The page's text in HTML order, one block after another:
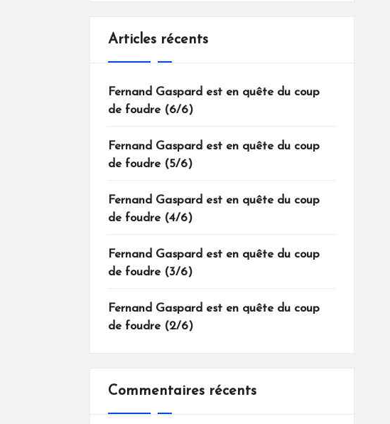
Articles récents
Fernand Gaspard est en quête du coup
de foudre (6/6)
Fernand Gaspard est en quête du coup
de foudre (5/6)
Fernand Gaspard est en quête du coup
de foudre (4/6)
Fernand Gaspard est en quête du coup
de foudre (3/6)
Fernand Gaspard est en quête du coup
de foudre (2/6)
Commentaires récents